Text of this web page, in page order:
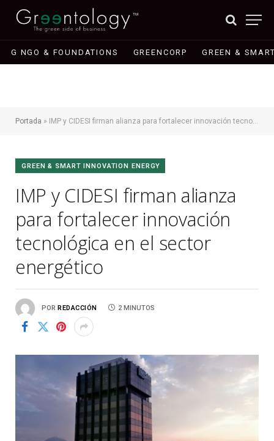
G NGO & FOUNDATIONS GREENCORP GREEN &
Portada » IMP y CIDESI firman alianza para fortalecer innovación tecnológica en el sector energético
GREEN & SMART INNOVATION ENERGY
IMP y CIDESI firman alianza
para fortalecer innovación
tecnológica en el sector
energético
POR REDACCIÓN 2 MINUTOS